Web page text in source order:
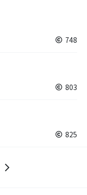
748
803
825